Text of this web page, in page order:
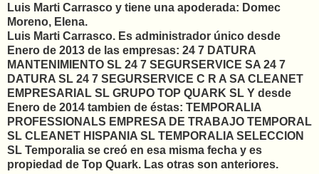
Luis Marti Carrasco y tiene una apoderada: Domec
Moreno, Elena.
Luis Marti Carrasco. Es administrador único desde
Enero de 2013 de las empresas: 24 7 DATURA
MANTENIMIENTO SL 24 7 SEGURSERVICE SA 24 7
DATURA SL 24 7 SEGURSERVICE C R A SA CLEANET
EMPRESARIAL SL GRUPO TOP QUARK SL Y desde
Enero de 2014 tambien de éstas: TEMPORALIA
PROFESSIONALS EMPRESA DE TRABAJO TEMPORAL
SL CLEANET HISPANIA SL TEMPORALIA SELECCION
SL Temporalia se creó en esa misma fecha y es
propiedad de Top Quark. Las otras son anteriores.